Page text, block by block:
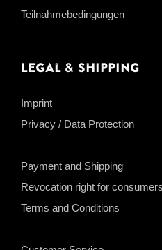
Teilnahmebedingungen
Legal & Shipping
Imprint
Privacy / Data Protection
Payment and Shipping
Revocation right for consumers
Terms and Conditions